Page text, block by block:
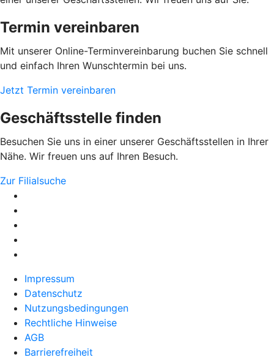
Termin vereinbaren
Mit unserer Online-Terminvereinbarung buchen Sie schnell
und einfach Ihren Wunschtermin bei uns.
Jetzt Termin vereinbaren
Geschäftsstelle finden
Besuchen Sie uns in einer unserer Geschäftsstellen in Ihrer
Nähe. Wir freuen uns auf Ihren Besuch.
Zur Filialsuche
Impressum
Datenschutz
Nutzungsbedingungen
Rechtliche Hinweise
AGB
Barrierefreiheit